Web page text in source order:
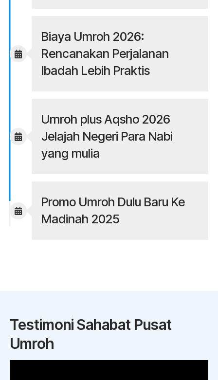
Biaya Umroh 2026:
Rencanakan Perjalanan
Ibadah Lebih Praktis
Umroh plus Aqsho 2026
Jelajah Negeri Para Nabi
yang mulia
Promo Umroh Dulu Baru Ke
Madinah 2025
Testimoni Sahabat Pusat
Umroh